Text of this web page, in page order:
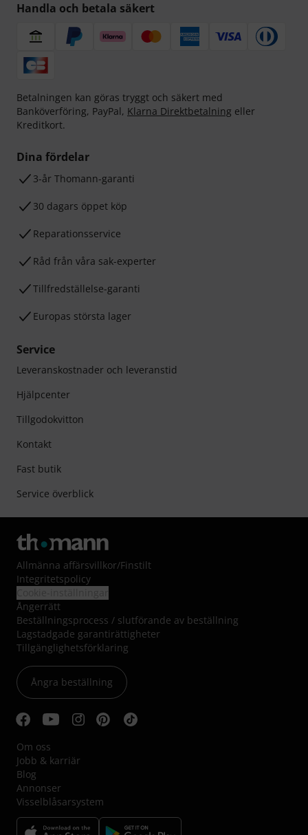
Handla och betala säkert
Betalningen kan göras tryggt och säkert med
Banköverföring, PayPal, Klarna Direktbetalning eller
Kreditkort.
Dina fördelar
3-år Thomann-garanti
30 dagars öppet köp
Reparationsservice
Råd från våra sak-experter
Tillfredställelse-garanti
Europas största lager
Service
Leveranskostnader och leveranstid
Hjälpcenter
Tillgodokvitton
Kontakt
Fast butik
Service överblick
Allmänna affärsvillkor/Finstilt
Integritetspolicy
Ångerrätt
Beställningsprocess / slutförande av beställning
Lagstadgade garantirättigheter
Tillgänglighetsförklaring
Ångra beställning
Om oss
Jobb & karriär
Blog
Annonser
Visselblåsarsystem